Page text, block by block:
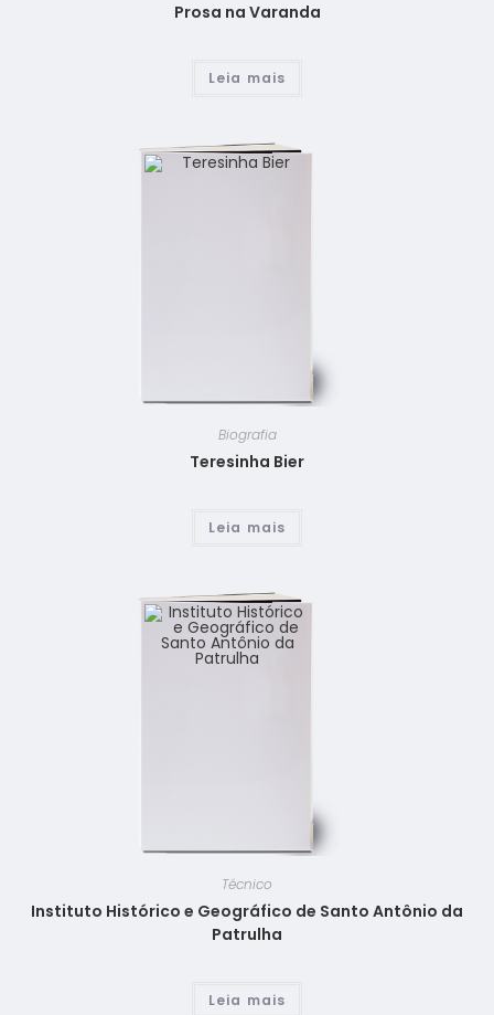
Prosa na Varanda
Leia mais
Biografia
Teresinha Bier
Leia mais
Técnico
Instituto Histórico e Geográfico de Santo Antônio da
Patrulha
Leia mais